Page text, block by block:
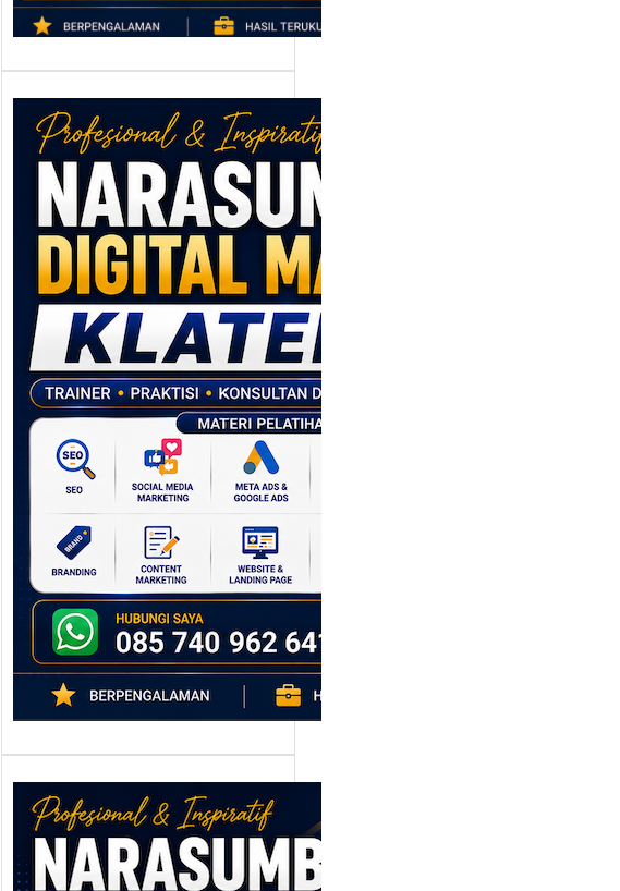
Narasumber
Digital Marketing
Klaten: Membantu
UMKM dan SDM
Lokal Naik Kelas
Melalui Strategi
Digital
Setiap daerah memiliki
potensi ekonomi yang
berbeda, dan Klaten
adalah…